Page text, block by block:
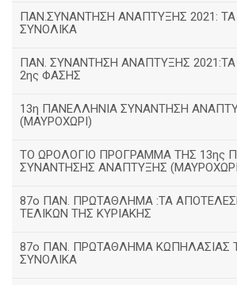
ΠΑΝ.ΣΥΝΑΝΤΗΣΗ ΑΝΑΠΤΥΞΗΣ 2021:
ΣΥΝΟΛΙΚΑ
ΠΑΝ. ΣΥΝΑΝΤΗΣΗ ΑΝΑΠΤΥΞΗΣ
2ης ΦΑΣΗΣ
13η ΠΑΝΕΛΛΗΝΙΑ ΣΥΝΑΝΤΗΣΗ
(ΜΑΥΡΟΧΩΡΙ)
ΤΟ ΩΡΟΛΟΓΙΟ ΠΡΟΓΡΑΜΜΑ ΤΗΣ 13ης
ΣΥΝΑΝΤΗΣΗΣ ΑΝΑΠΤΥΞΗΣ
87ο ΠΑΝ. ΠΡΩΤΑΘΛΗΜΑ :ΤΑ
ΤΕΛΙΚΩΝ ΤΗΣ ΚΥΡΙΑΚΗΣ
87ο ΠΑΝ. ΠΡΩΤΑΘΛΗΜΑ ΚΩΠΗΛΑΣΙΑΣ
ΣΥΝΟΛΙΚΑ